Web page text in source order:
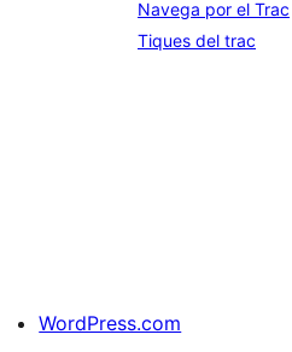
Navega por el Trac
Tiques del trac
WordPress.com